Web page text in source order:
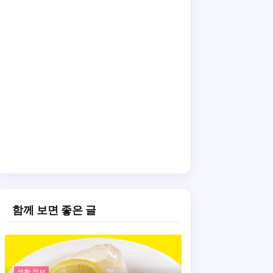
함께 보면 좋은 글